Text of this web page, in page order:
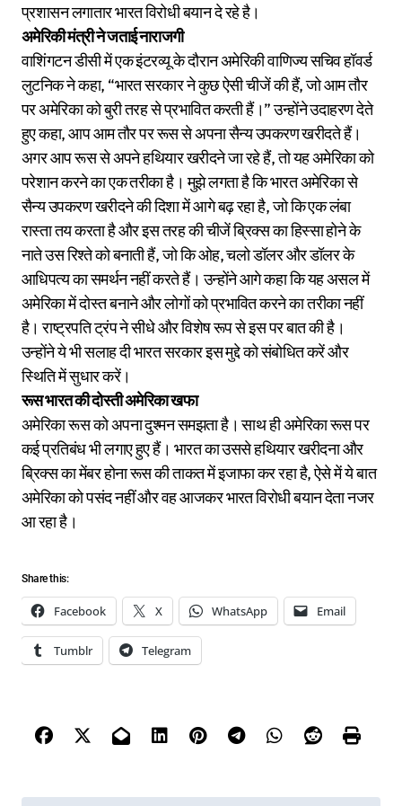
प्रशासन लगातार भारत विरोधी बयान दे रहे है।
अमेरिकी मंत्री ने जताई नाराजगी
वाशिंगटन डीसी में एक इंटरव्यू के दौरान अमेरिकी वाणिज्य सचिव हॉवर्ड
लुटनिक ने कहा, “भारत सरकार ने कुछ ऐसी चीजें की हैं, जो आम तौर
पर अमेरिका को बुरी तरह से प्रभावित करती हैं।” उन्होंने उदाहरण देते
हुए कहा, आप आम तौर पर रूस से अपना सैन्य उपकरण खरीदते हैं।
अगर आप रूस से अपने हथियार खरीदने जा रहे हैं, तो यह अमेरिका को
परेशान करने का एक तरीका है। मुझे लगता है कि भारत अमेरिका से
सैन्य उपकरण खरीदने की दिशा में आगे बढ़ रहा है, जो कि एक लंबा
रास्ता तय करता है और इस तरह की चीजें ब्रिक्स का हिस्सा होने के
नाते उस रिश्ते को बनाती हैं, जो कि ओह, चलो डॉलर और डॉलर के
आधिपत्य का समर्थन नहीं करते हैं। उन्होंने आगे कहा कि यह असल में
अमेरिका में दोस्त बनाने और लोगों को प्रभावित करने का तरीका नहीं
है। राष्ट्रपति ट्रंप ने सीधे और विशेष रूप से इस पर बात की है।
उन्होंने ये भी सलाह दी भारत सरकार इस मुद्दे को संबोधित करें और
स्थिति में सुधार करें।
रूस भारत की दोस्ती अमेरिका खफा
अमेरिका रूस को अपना दुश्मन समझता है। साथ ही अमेरिका रूस पर
कई प्रतिबंध भी लगाए हुए हैं। भारत का उससे हथियार खरीदना और
ब्रिक्स का मेंबर होना रूस की ताकत में इजाफा कर रहा है, ऐसे में ये बात
अमेरिका को पसंद नहीं और वह आजकर भारत विरोधी बयान देता नजर
आ रहा है।
Share this:
Facebook X WhatsApp Email
Tumblr Telegram